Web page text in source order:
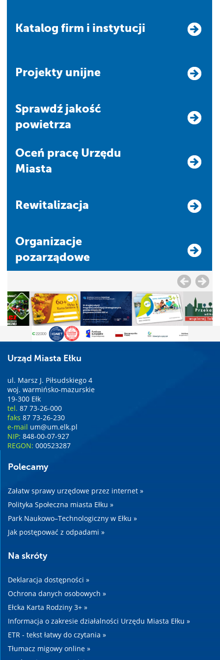
Katalog firm i instytucji
Projekty unijne
Sprawdź jakość
powietrza
Oceń pracę Urzędu
Miasta
Rewitalizacja
Organizacje
pozarządowe
Urząd Miasta Ełku
ul. Marsz J. Piłsudskiego 4
woj. warmińsko-mazurskie
19-300 Ełk
tel. 87 73-26-000
faks 87 73-26-230
e-mail um@um.elk.pl
NIP: 848-00-07-927
REGON: 000523287
Polecamy
Załatw sprawy urzędowe przez internet »
Polityka Społeczna miasta Ełku »
Park Naukowo–Technologiczny w Ełku »
Jak postępować z odpadami »
Na skróty
Deklaracja dostępności »
Ochrona danych osobowych »
Ełcka Karta Rodziny 3+ »
Informacja o zakresie działalności Urzędu Miasta Ełku »
ETR - tekst łatwy do czytania »
Tłumacz migowy online »